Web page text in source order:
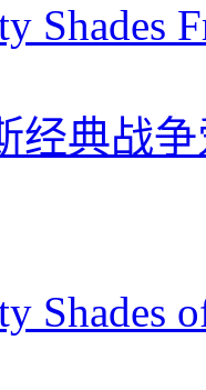
Shades
经典战
Shades